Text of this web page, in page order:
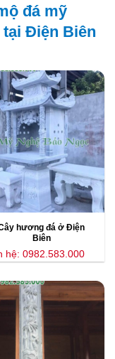
đá mỹ
Điện Biên
hương đá ở Điện
Biên
hệ: 0982.583.000